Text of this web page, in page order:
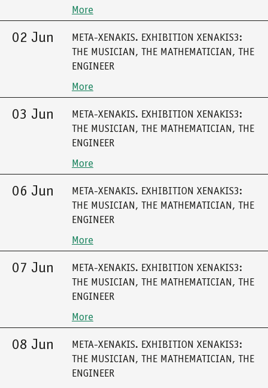
More
02 Jun
META-XENAKIS. EXHIBITION XENAKIS3:
THE MUSICIAN, THE MATHEMATICIAN, THE
ENGINEER
More
03 Jun
META-XENAKIS. EXHIBITION XENAKIS3:
THE MUSICIAN, THE MATHEMATICIAN, THE
ENGINEER
More
06 Jun
META-XENAKIS. EXHIBITION XENAKIS3:
THE MUSICIAN, THE MATHEMATICIAN, THE
ENGINEER
More
07 Jun
META-XENAKIS. EXHIBITION XENAKIS3:
THE MUSICIAN, THE MATHEMATICIAN, THE
ENGINEER
More
08 Jun
META-XENAKIS. EXHIBITION XENAKIS3:
THE MUSICIAN, THE MATHEMATICIAN, THE
ENGINEER